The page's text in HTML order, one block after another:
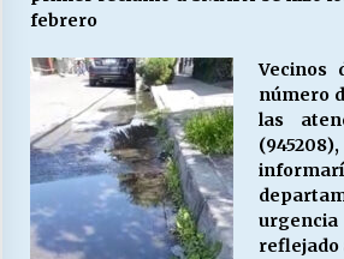
febrero
Vecinos
número
las
reflejado